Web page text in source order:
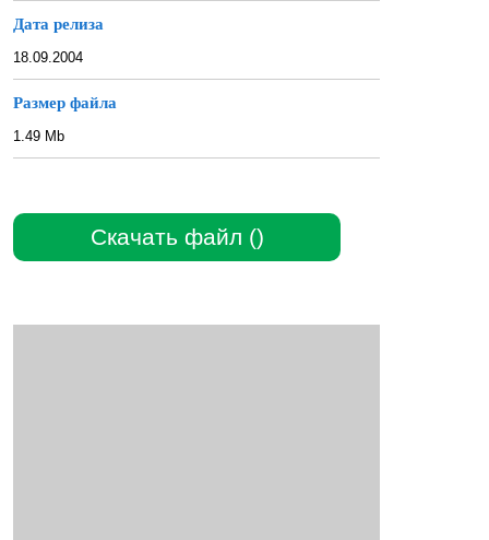
Дата релиза
18.09.2004
Размер файла
1.49 Mb
Скачать файл ()